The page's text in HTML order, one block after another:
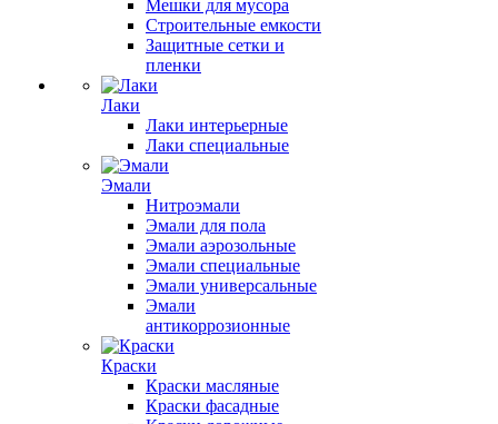
Мешки для мусора
Строительные емкости
Защитные сетки и
пленки
Лаки
Лаки интерьерные
Лаки специальные
Эмали
Нитроэмали
Эмали для пола
Эмали аэрозольные
Эмали специальные
Эмали универсальные
Эмали
антикоррозионные
Краски
Краски масляные
Краски фасадные